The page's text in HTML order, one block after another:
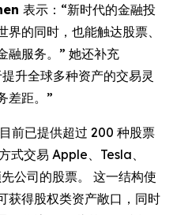
表示：“新时代的金融投
的同时，也能触达股票、
融服务。” 她还补充
升全球多种资产的交易灵
差距。”
前已提供超过 200 种股票
式交易 Apple、Tesla、
公司的股票。 这一结构使
获得股权类资产敞口，同时